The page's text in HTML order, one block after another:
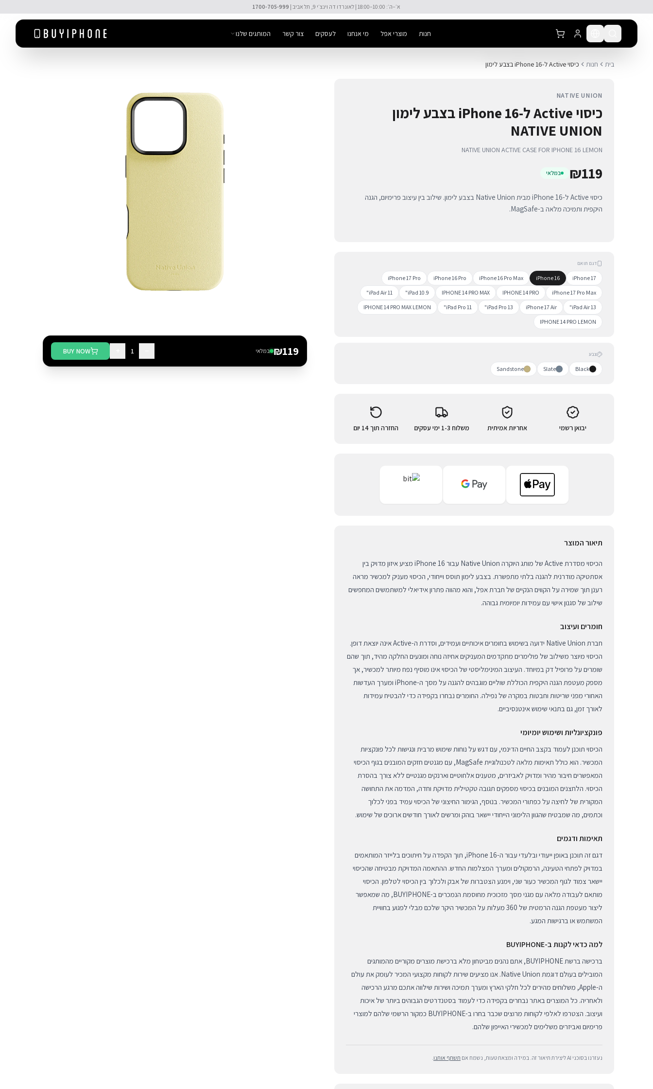
🚚 משלוח מהיר חינם מעל ₪300
חנות מוצרי אפל מי אנחנו לעסקים צור קשר המותגים שלנו
₪119 במלאי 1
BUY NOW
בית חנות כיסוי Active ל-iPhone 16 בצבע לימון
NATIVE UNION
כיסוי Active ל-iPhone 16 בצבע לימון
NATIVE UNION
NATIVE UNION ACTIVE CASE FOR IPHONE 16 LEMON
₪119 במלאי
כיסוי Active ל-iPhone 16 מבית Native Union בצבע לימון. שילוב בין עיצוב פרימיום, הגנה
היקפית ותמיכה מלאה ב-MagSafe.
דגם תואם
iPhone 17
iPhone 16
iPhone 16 Pro Max
iPhone 16 Pro
iPhone 17 Pro
iPhone 17 Pro Max
IPHONE 14 PRO
IPHONE 14 PRO MAX
iPad 10.9"
iPad Air 11"
iPad Air 13"
iPhone 17 Air
iPad Pro 13"
iPad Pro 11"
IPHONE 14 PRO MAX LEMON
IPHONE 14 PRO LEMON
צבע
Black
Slate
Sandstone
יבואן רשמי אחריות אמיתית משלוח 1-3 ימי עסקים החזרה תוך 14 יום
תיאור המוצר
הכיסוי מסדרת Active של מותג היוקרה Native Union עבור iPhone 16 מציע איזון מדויק בין
אסתטיקה מודרנית להגנה בלתי מתפשרת. בצבע לימון תוסס וייחודי, הכיסוי מעניק למכשיר מראה
רענן תוך שמירה על הקווים הנקיים של חברת אפל, והוא מהווה פתרון אידיאלי למשתמשים המחפשים
שילוב של סגנון אישי עם עמידות יומיומית גבוהה.
חומרים ועיצוב
חברת Native Union ידועה בשימוש בחומרים איכותיים ועמידים, וסדרת ה-Active אינה יוצאת דופן.
הכיסוי מיוצר משילוב של פולימרים מתקדמים המעניקים אחיזה נוחה ומונעים החלקה מהיד, תוך שהם
שומרים על פרופיל דק במיוחד. העיצוב המינימליסטי של הכיסוי אינו מוסיף נפח מיותר למכשיר, אך
מספק מעטפת הגנה היקפית הכוללת שוליים מוגבהים להגנה על מסך ה-iPhone ומערך העדשות
האחורי מפני שריטות וחבטות במקרה של נפילה. החומרים נבחרו בקפידה כדי להבטיח עמידות
לאורך זמן, גם בתנאי שימוש אינטנסיביים.
פונקציונליות ושימוש יומיומי
הכיסוי תוכנן לעמוד בקצב החיים הדינמי, עם דגש על נוחות שימוש מרבית ונגישות לכל פונקציות
המכשיר. הוא כולל תאימות מלאה לטכנולוגיית MagSafe, עם מגנטים חזקים המובנים בגוף הכיסוי
המאפשרים חיבור מהיר ומדויק לאביזרים, מטענים אלחוטיים וארנקים מגנטיים ללא צורך בהסרת
הכיסוי. הלחצנים המובנים בכיסוי מספקים תגובה טקטילית מדויקת וחדה, המדמה את התחושה
המקורית של לחיצה על כפתורי המכשיר. בנוסף, הגימור החיצוני של הכיסוי עמיד בפני לכלוך
וכתמים, מה שמבטיח שהגוון הלימוני הייחודי יישאר בוהק ומרשים לאורך חודשים ארוכים של שימוש.
תאימות ודגמים
דגם זה תוכנן באופן ייעודי ובלעדי עבור ה-iPhone 16, תוך הקפדה על חיתוכים בלייזר המותאמים
במדויק לפתחי הטעינה, הרמקולים ומערך המצלמות החדש. ההתאמה המדויקת מבטיחה שהכיסוי
יישאר צמוד לגוף המכשיר כעור שני, וימנע הצטברות של אבק ולכלוך בין הכיסוי לטלפון. הכיסוי
מותאם לעבודה מלאה עם מגני מסך מזכוכית מחוסמת הנמכרים ב-BUYIPHONE, מה שמאפשר
ליצור מעטפת הגנה הרמטית של 360 מעלות על המכשיר היקר שלכם מבלי לפגוע בחוויית
המשתמש או ברגישות המגע.
למה כדאי לקנות ב-BUYIPHONE
ברכישה ברשת BUYIPHONE, אתם נהנים מביטחון מלא ברכישת מוצרים מקוריים מהמותגים
המובילים בעולם דוגמת Native Union. אנו מציעים שירות לקוחות מקצועי המכיר לעומק את עולם
ה-Apple, משלוחים מהירים לכל חלקי הארץ ומערך תמיכה ושירות שילווה אתכם מרגע הרכישה
ולאחריה. כל המוצרים באתר נבחרים בקפידה כדי לעמוד בסטנדרטים הגבוהים ביותר של איכות
ועיצוב. הצטרפו לאלפי לקוחות מרוצים שכבר בחרו ב-BUYIPHONE כמקור הרשמי שלהם למוצרי
פרימיום ואביזרים משלימים למכשירי האייפון שלהם.
נעזרנו בסוכני AI ליצירת תיאור זה. במידה ומצאת טעות, נשמח אם תשתף אותנו.